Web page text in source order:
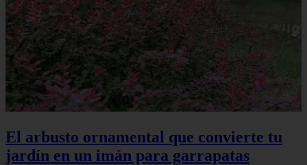
El arbusto ornamental que convierte tu
jardín en un imán para garrapatas